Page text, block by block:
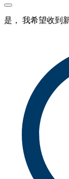
是， 我希望收到